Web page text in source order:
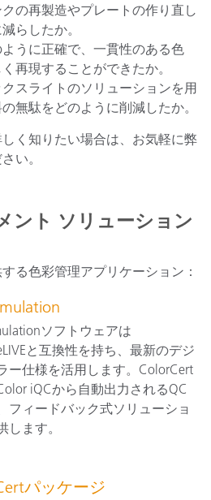
の再製造やプレートの作り直し
らしたか。
うに正確で、一貫性のある色
再現することができたか。
スライトのソリューションを用
無駄をどのように削減したか。
く知りたい場合は、お気軽に弊
い。
ント ソリューション
る色彩管理アプリケーション：
ソフトウェアは
と互換性を持ち、最新のデジ
ー仕様を活用します。ColorCert
iQCから自動出力されるQC
フィードバック式ソリューショ
します。
パッケージ